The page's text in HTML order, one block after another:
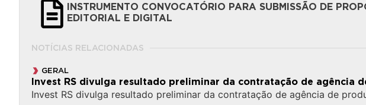
INSTRUMENTO CONVOCATÓRIO PARA SUBMISSÃO DE
EDITORIAL E DIGITAL
NOTÍCIAS RELACIONADAS
GERAL
Invest RS divulga resultado preliminar da contratação de agência
Invest RS divulga resultado preliminar da contratação de agência de